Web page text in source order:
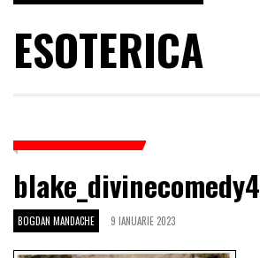
ESOTERICA
blake_divinecomedy4
BOGDAN MANDACHE 9 IANUARIE 2023